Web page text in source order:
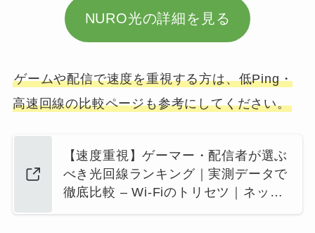
NURO光の詳細を見る
ゲームや配信で速度を重視する方は、低Ping・
高速回線の比較ページも参考にしてください。
【速度重視】ゲーマー・配信者が選ぶ
べき光回線ランキング｜実測データで
徹底比較 – Wi-Fiのトリセツ｜ネッ…